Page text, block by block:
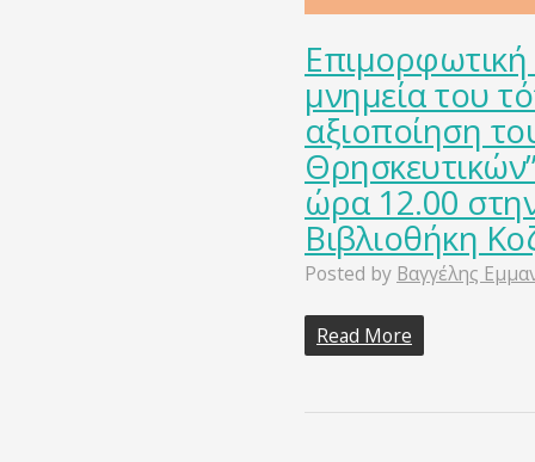
Επιμορφωτική
μνημεία του
αξιοποίηση
ώρα 12.00
Βιβλιοθήκη
Posted by Βαγγέλης
Read More